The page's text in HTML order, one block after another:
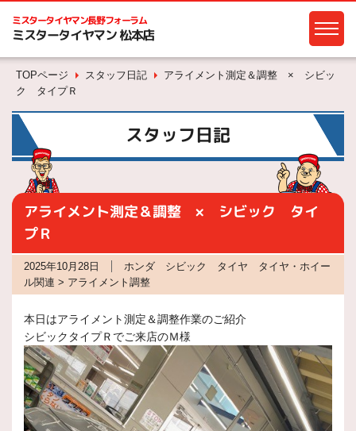
ミスタータイヤマン長野フォーラム
ミスタータイヤマン 松本店
TOPページ スタッフ日記
アライメント測定＆調整 × シビッ
ク タイプＲ
スタッフ日記
アライメント測定＆調整 × シビック タイ
プＲ
2025年10月28日
ホンダ シビック タイヤ タイヤ・ホイー
ル関連 > アライメント調整
本日はアライメント測定＆調整作業のご紹介
シビックタイプＲでご来店のＭ様